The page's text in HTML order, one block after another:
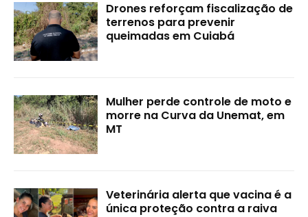
Drones reforçam fiscalização de
terrenos para prevenir
queimadas em Cuiabá
Mulher perde controle de moto e
morre na Curva da Unemat, em
MT
Veterinária alerta que vacina é a
única proteção contra a raiva